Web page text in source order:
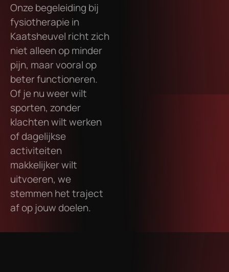
Onze begeleiding bij
fysiotherapie in
Kaatsheuvel richt zich
niet alleen op minder
pijn, maar vooral op
beter functioneren.
Of je nu weer wilt
sporten, zonder
klachten wilt werken
of dagelijkse
activiteiten
makkelijker wilt
uitvoeren, we
stemmen het traject
af op jouw doelen.